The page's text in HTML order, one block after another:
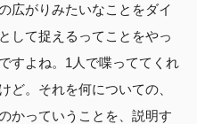
広がりみたいなことをダイ
して捉えるってことをやっ
すよね。1人で喋っててくれ
ど。それを何についての、
かっていうことを、説明す